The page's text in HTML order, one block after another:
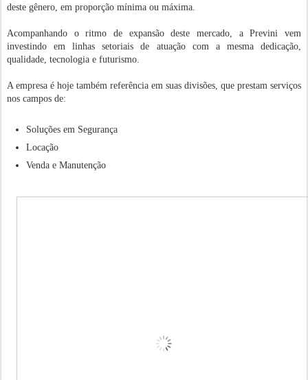
deste gênero, em proporção mínima ou máxima.
Acompanhando o ritmo de expansão deste mercado, a Previni vem
investindo em linhas setoriais de atuação com a mesma dedicação,
qualidade, tecnologia e futurismo.
A empresa é hoje também referência em suas divisões, que prestam serviços
nos campos de:
Soluções em Segurança
Locação
Venda e Manutenção